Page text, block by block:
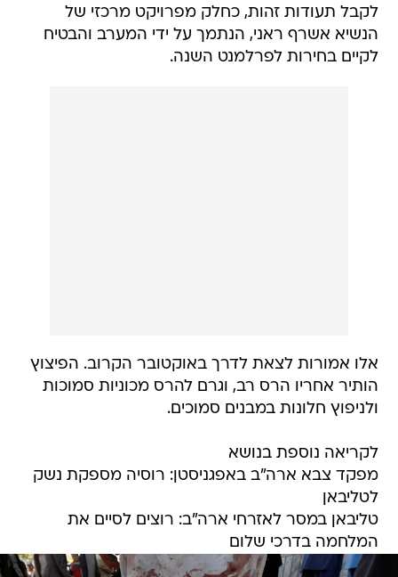
לקבל תעודות זהות, כחלק מפרויקט מרכזי של
הנשיא אשרף ראני, הנתמך על ידי המערב והבטיח
לקיים בחירות לפרלמנט השנה.
אלו אמורות לצאת לדרך באוקטובר הקרוב. הפיצוץ
הותיר אחריו הרס רב, וגרם להרס מכוניות סמוכות
ולניפוץ חלונות במבנים סמוכים.
לקריאה נוספת בנושא
מפקד צבא ארה"ב באפגניסטן: רוסיה מספקת נשק
לטליבאן
טליבאן במסר לאזרחי ארה"ב: רוצים לסיים את
המלחמה בדרכי שלום